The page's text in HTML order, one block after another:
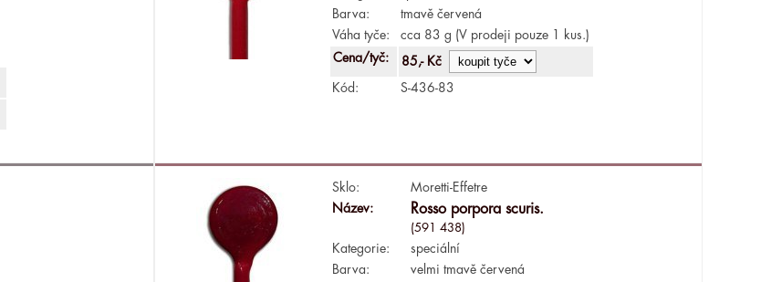
Barva:
tmavě červená
Váha tyče:
cca 83 g (V prodeji pouze 1 kus.)
Cena/tyč:
85,- Kč
Kód: S-436-83
Sklo:
Moretti-Effetre
Název:
Rosso porpora scuris.
(591 438)
Kategorie:
speciální
Barva:
velmi tmavě červená